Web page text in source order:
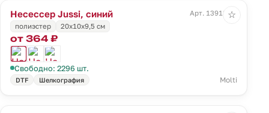
Несессер Jussi, синий
Арт. 13918.45
полиэстер
20x10x9,5 см
от 364 ₽
Свободно: 2296 шт.
DTF Шелкография Molti
☆